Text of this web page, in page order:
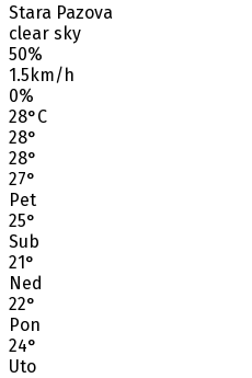
Stara Pazova
clear sky
50%
1.5km/h
0%
28°C
28°
28°
27°
Pet
25°
Sub
21°
Ned
22°
Pon
24°
Uto